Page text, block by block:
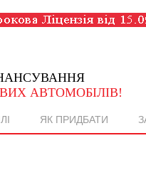
АВТОМОБІЛІВ!
ЯК ПРИДБАТИ